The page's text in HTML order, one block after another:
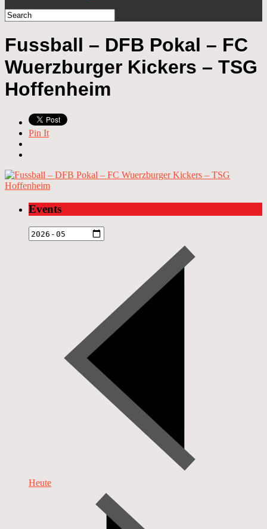
Fussball – DFB Pokal – FC
Wuerzburger Kickers – TSG
Hoffenheim
Pin It
Events
Heute